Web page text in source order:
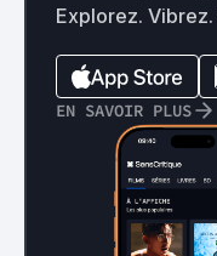
Explorez.
EN SAVOIR PLUS